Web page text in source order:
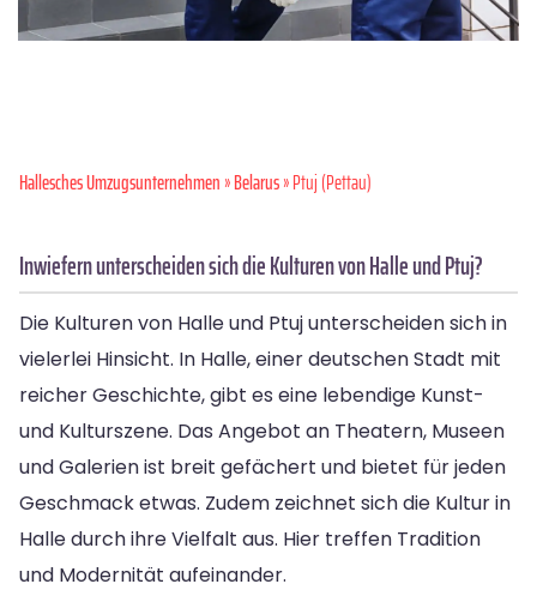
Hallesches Umzugsunternehmen»Belarus» Ptuj (Pettau)
Inwiefern unterscheiden sich die Kulturen von Halle und Ptuj?
Die Kulturen von Halle und Ptuj unterscheiden sich in
vielerlei Hinsicht. In Halle, einer deutschen Stadt mit
reicher Geschichte, gibt es eine lebendige Kunst-
und Kulturszene. Das Angebot an Theatern, Museen
und Galerien ist breit gefächert und bietet für jeden
Geschmack etwas. Zudem zeichnet sich die Kultur in
Halle durch ihre Vielfalt aus. Hier treffen Tradition
und Modernität aufeinander.